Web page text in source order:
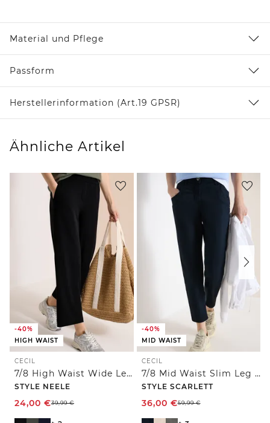
Material und Pflege
Passform
Herstellerinformation (Art.19 GPSR)
Ähnliche Artikel
-40%
HIGH WAIST
CECIL
7/8 High Waist Wide Leg Jerseyhose im Loose Fit
STYLE NEELE
24,00 €39,99€
-40%
MID WAIST
CECIL
7/8 Mid Waist Slim Leg Hose im Casual Fit
STYLE SCARLETT
36,00 €59,99€